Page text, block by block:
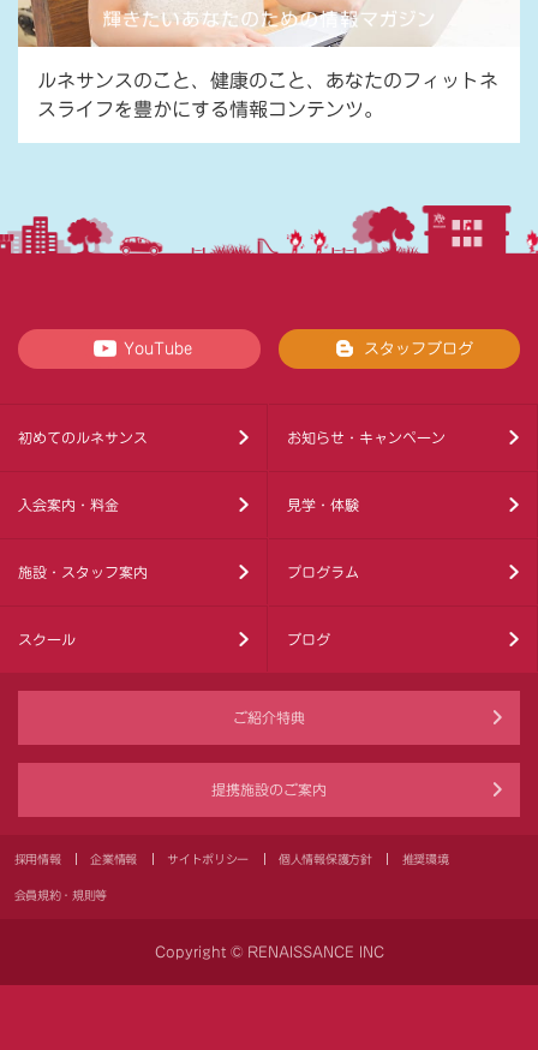
ルネサンスのこと、健康のこと、あなたのフィットネ
スライフを豊かにする情報コンテンツ。
YouTube スタッフブログ
初めてのルネサンス お知らせ・キャンペーン
入会案内・料金 見学・体験
施設・スタッフ案内 プログラム
スクール ブログ
ご紹介特典
提携施設のご案内
採用情報 企業情報 サイトポリシー 個人情報保護方針 推奨環境
会員規約・規則等
Copyright © RENAISSANCE INC